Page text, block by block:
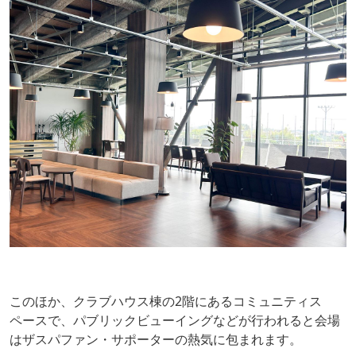
このほか、クラブハウス棟の2階にあるコミュニティス
ペースで、パブリックビューイングなどが行われると会場
はザスパファン・サポーターの熱気に包まれます。